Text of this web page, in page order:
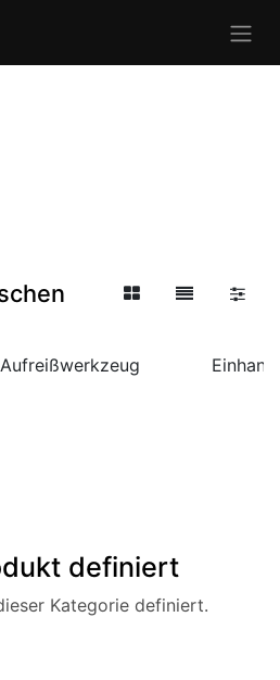
Aufreißwerkzeug
definiert
Kategorie definiert.